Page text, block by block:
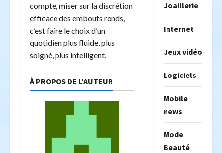
compte, miser sur la discrétion
efficace des embouts ronds,
c’est faire le choix d’un
quotidien plus fluide, plus
soigné, plus intelligent.
À PROPOS DE L'AUTEUR
Joaillerie
Internet
Jeux vidéo
Logiciels
Mobile
news
Mode
Beauté